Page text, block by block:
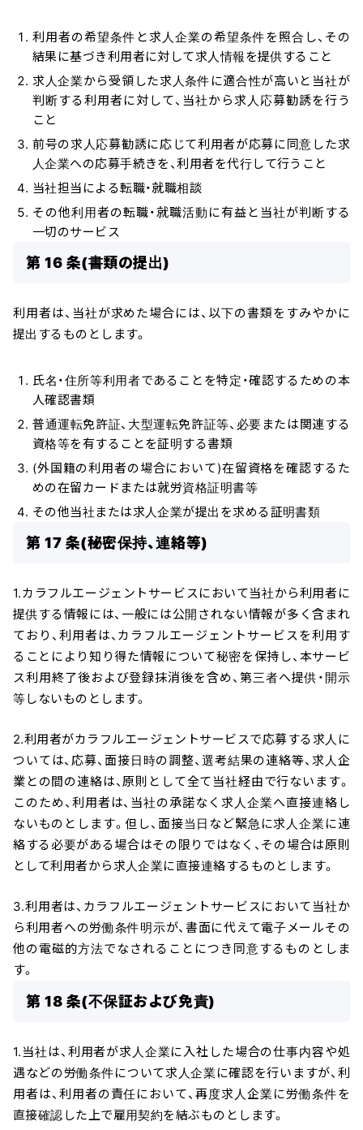
利用者の希望条件と求人企業の希望条件を照合し、その
結果に基づき利用者に対して求人情報を提供すること
求人企業から受領した求人条件に適合性が高いと当社が
判断する利用者に対して、当社から求人応募勧誘を行う
こと
前号の求人応募勧誘に応じて利用者が応募に同意した求
人企業への応募手続きを、利用者を代行して行うこと
当社担当による転職・就職相談
その他利用者の転職・就職活動に有益と当社が判断する
一切のサービス
第 16 条(書類の提出)
利用者は、当社が求めた場合には、以下の書類をすみやかに
提出するものとします。
氏名・住所等利用者であることを特定・確認するための本
人確認書類
普通運転免許証、大型運転免許証等、必要または関連する
資格等を有することを証明する書類
(外国籍の利用者の場合において)在留資格を確認するた
めの在留カードまたは就労資格証明書等
その他当社または求人企業が提出を求める証明書類
第 17 条(秘密保持、連絡等)
1.カラフルエージェントサービスにおいて当社から利用者に
提供する情報には、一般には公開されない情報が多く含まれ
ており、利用者は、カラフルエージェントサービスを利用す
ることにより知り得た情報について秘密を保持し、本サービ
ス利用終了後および登録抹消後を含め、第三者へ提供・開示
等しないものとします。
2.利用者がカラフルエージェントサービスで応募する求人に
ついては、応募、面接日時の調整、選考結果の連絡等、求人企
業との間の連絡は、原則として全て当社経由で行ないます。
このため、利用者は、当社の承諾なく求人企業へ直接連絡し
ないものとします。但し、面接当日など緊急に求人企業に連
絡する必要がある場合はその限りではなく、その場合は原則
として利用者から求人企業に直接連絡するものとします。
3.利用者は、カラフルエージェントサービスにおいて当社か
ら利用者への労働条件明示が、書面に代えて電子メールその
他の電磁的方法でなされることにつき同意するものとしま
す。
第 18 条(不保証および免責)
1.当社は、利用者が求人企業に入社した場合の仕事内容や処
遇などの労働条件について求人企業に確認を行いますが、利
用者は、利用者の責任において、再度求人企業に労働条件を
直接確認した上で雇用契約を結ぶものとします。